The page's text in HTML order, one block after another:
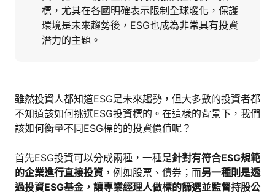
標，尤其在各國明確表示限制全球暖化，保護
環境是未來趨勢後，ESG也成為非常具有投資
潛力的主題。
雖然投資人都知道ESG是未來趨勢，但大多數的投資者都
不知道該如何挑選ESG投資標的。在這樣的背景下，我們
該如何衡量不同ESG標的的投資價值呢？
首先ESG投資可以分成兩種，一種是針對有符合ESG規範
的企業進行直接投資，例如股票、債券；而另一種則是透
過投資ESG基金，讓專業經理人做標的篩選並監督持股公